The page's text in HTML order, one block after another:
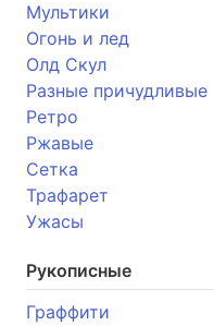
Мультики
Огонь и лед
Олд Скул
Разные причудливые
Ретро
Ржавые
Сетка
Трафарет
Ужасы
Рукописные
Граффити